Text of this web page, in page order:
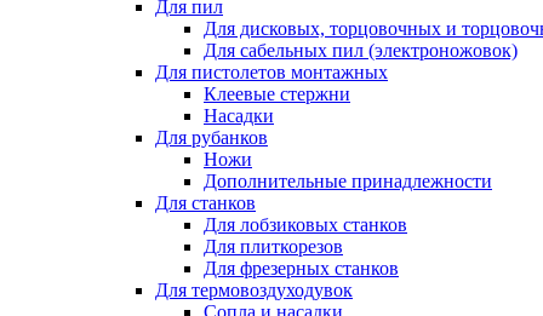
Для пил
Для дисковых, торцовочных и
Для сабельных пил (электроножовок)
Для пистолетов монтажных
Клеевые стержни
Насадки
Для рубанков
Ножи
Дополнительные принадлежности
Для станков
Для лобзиковых станков
Для плиткорезов
Для фрезерных станков
Для термовоздуходувок
Сопла и насадки